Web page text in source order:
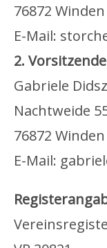
76872 Winden
E-Mail:
2. Vorsitzende
Gabriele
Nachtweide
76872 Winden
E-Mail: